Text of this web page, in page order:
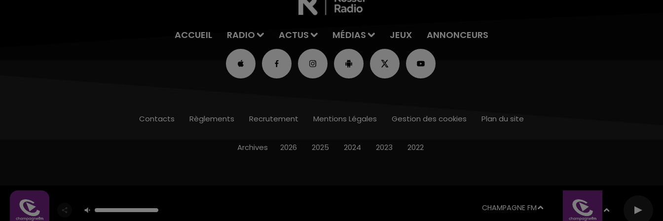
ACCUEIL RADIO ACTUS MÉDIAS JEUX ANNONCEURS
CHAMPAGNE FM
Contacts Règlements Recrutement Mentions Légales Gestion des cookies Plan du site
Archives 2026 2025 2024 2023 2022